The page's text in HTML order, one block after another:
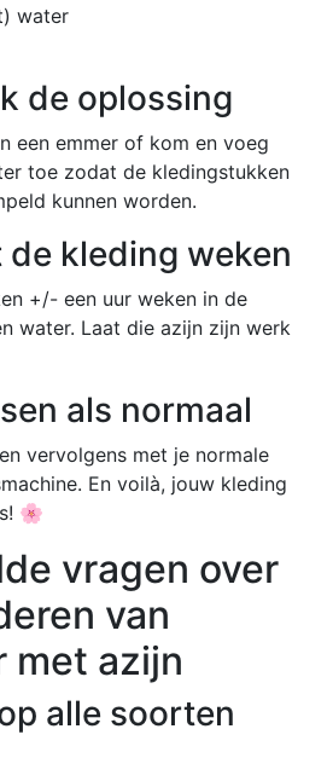
water
de oplossing
een emmer of kom en voeg
toe zodat de kledingstukken
kunnen worden.
de kleding weken
+/- een uur weken in de
water. Laat die azijn zijn werk
als normaal
vervolgens met je normale
En voilà, jouw kleding
🌸
vragen over
van
met azijn
alle soorten